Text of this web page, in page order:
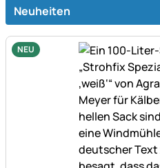
Neuheiten
NEU